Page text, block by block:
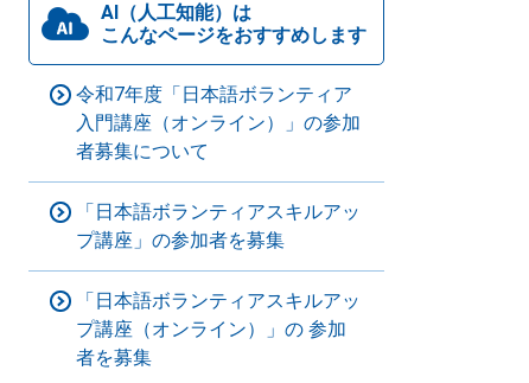
AI（人工知能）は
こんなページをおすすめします
令和7年度「日本語ボランティア
入門講座（オンライン）」の参加
者募集について
「日本語ボランティアスキルアッ
プ講座」の参加者を募集
「日本語ボランティアスキルアッ
プ講座（オンライン）」の 参加
者を募集